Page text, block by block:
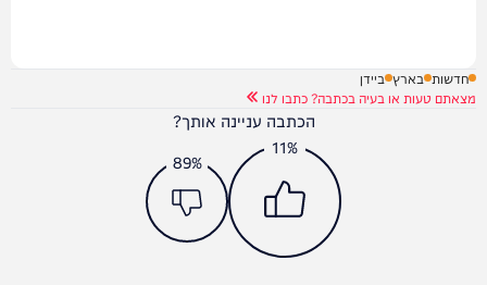
חדשות בארץ ביידן
מצאתם טעות או בעיה בכתבה? כתבו לנו
הכתבה עניינה אותך?
11%
89%